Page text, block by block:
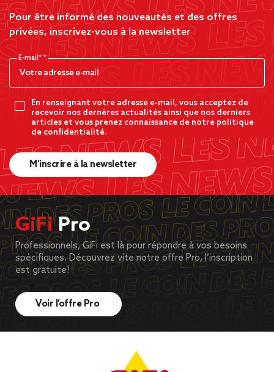
Pour être informé des nouveautés et des offres
privées, inscrivez-vous à la newsletter
E-mail*
En renseignant votre adresse e-mail, vous acceptez de
recevoir nos dernères actualités ainsi que nos derniers
articles et vous prenez connaissance de notre politique
de confidentialité.
M’inscrire à la newsletter
GiFiPro
Professionnels, GiFi est là pour répondre à vos besoins
spécifiques. Découvrez vite notre offre Pro, l’inscription
est gratuite!
Voir l’offre Pro